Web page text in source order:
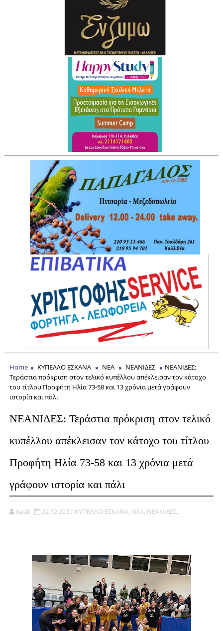
Home ΚΥΠΕΛΛΟ ΕΣΚΑΝΑ ΝΕΑ ΝΕΑΝΙΔΕΣ
ΝΕΑΝΙΔΕΣ:
Τεράστια πρόκριση στον τελικό κυπέλλου απέκλεισαν τον κάτοχο
του τίτλου Προφήτη Ηλία 73-58 και 13 χρόνια μετά γράφουν
ιστορία και πάλι
ΝΕΑΝΙΔΕΣ: Τεράστια πρόκριση στον τελικό
κυπέλλου απέκλεισαν τον κάτοχο του τίτλου
Προφήτη Ηλία 73-58 και 13 χρόνια μετά
γράφουν ιστορία και πάλι
isaak 22.12.22 ΚΥΠΕΛΛΟ ΕΣΚΑΝΑ, ΝΕΑ, ΝΕΑΝΙΔΕΣ,